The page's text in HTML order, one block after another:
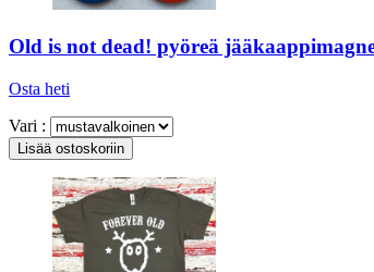
Old is not dead! pyöreä
Osta heti
Vari :